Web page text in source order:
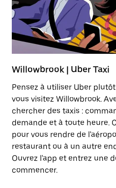
Willowbrook | Uber Taxi
Pensez à utiliser Uber
vous visitez Willowbrook.
chercher des taxis :
demande et à toute heure.
pour vous rendre de
restaurant ou à un autre
Ouvrez l'app et entrez une
commencer.